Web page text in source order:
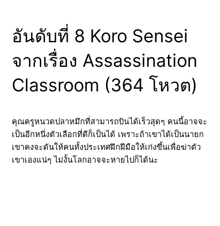
อันดับที่ 8 Koro Sensei
จากเรื่อง Assassination
Classroom (364 โหวต)
คุณครูหนวดปลาหมึกที่สามารถบินได้เร็วสุดๆ คนนี้อาจจะ
เป็นอีกหนึ่งตัวเลือกที่ดีก็เป็นได้ เพราะถ้าเขาได้เป็นนายก
เขาคงจะดันให้คนทั้งประเทศฝึกฝีมือให้เก่งขึ้นเพื่อฆ่าตัว
เขาเองแน่ๆ ไม่งั้นโลกอาจจะหายไปก็ได้นะ